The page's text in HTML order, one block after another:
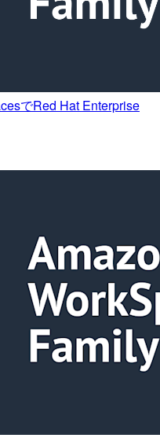
でRed Hat Enterprise